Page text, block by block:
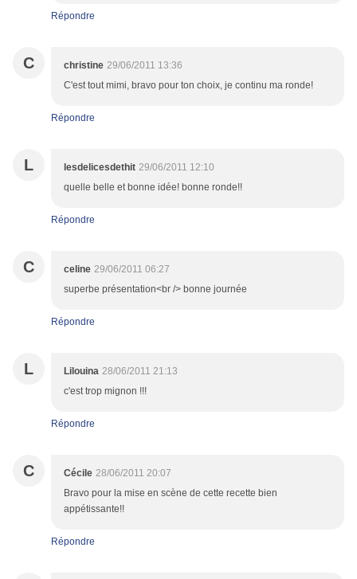
Répondre
C christine 29/06/2011 13:36
C'est tout mimi, bravo pour ton choix, je continu ma ronde!
Répondre
L lesdelicesdethit 29/06/2011 12:10
quelle belle et bonne idée! bonne ronde!!
Répondre
C celine 29/06/2011 06:27
superbe présentation<br /> bonne journée
Répondre
L Lilouina 28/06/2011 21:13
c'est trop mignon !!!
Répondre
C Cécile 28/06/2011 20:07
Bravo pour la mise en scène de cette recette bien
appétissante!!
Répondre